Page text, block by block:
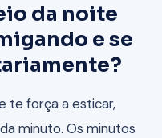
da noite
e se
te força a esticar,
minuto. Os minutos